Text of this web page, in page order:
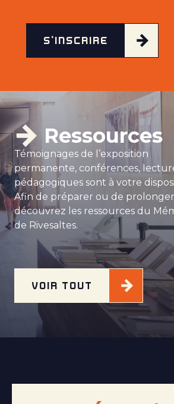
S'INSCRIRE
Ressources
Témoignages de l’exposition
permanente, conférences,
pédagogiques sont à votre
Afin de préparer ou de
découvrez les ressources du
de Rivesaltes.
VOIR TOUT